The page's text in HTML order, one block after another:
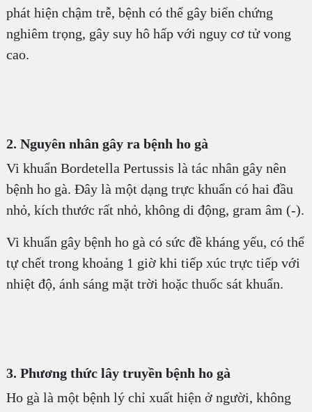
phát hiện chậm trễ, bệnh có thể gây biến chứng
nghiêm trọng, gây suy hô hấp với nguy cơ tử vong
cao.
2. Nguyên nhân gây ra bệnh ho gà
Vi khuẩn Bordetella Pertussis là tác nhân gây nên
bệnh ho gà. Đây là một dạng trực khuẩn có hai đầu
nhỏ, kích thước rất nhỏ, không di động, gram âm (-).
Vi khuẩn gây bệnh ho gà có sức đề kháng yếu, có thể
tự chết trong khoảng 1 giờ khi tiếp xúc trực tiếp với
nhiệt độ, ánh sáng mặt trời hoặc thuốc sát khuẩn.
3. Phương thức lây truyền bệnh ho gà
Ho gà là một bệnh lý chỉ xuất hiện ở người, không